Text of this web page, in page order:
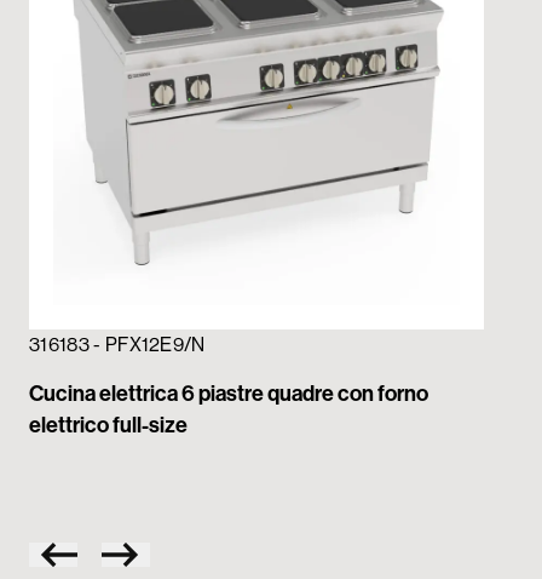
316183 - PFX12E9/N
Cucina elettrica 6 piastre quadre con forno
elettrico full-size